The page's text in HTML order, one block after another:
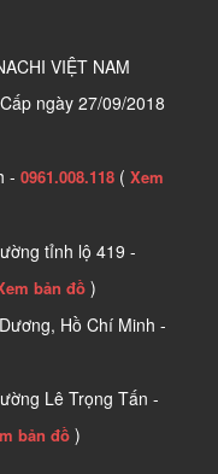
VIỆT NAM
ngày 27/09/2018
- 0961.008.118 ( Xem
tỉnh lộ 419 -
bản đồ )
Hồ Chí Minh -
Lê Trọng Tấn -
bản đồ )